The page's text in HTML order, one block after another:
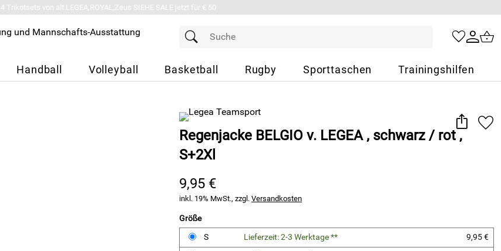
14 Trikotsets von alt.LEGEA,ROYAL,Zeus SIEHE SALE jetzt für € 50
Handball Volleyball Basketball Rugby Sporttaschen Trainingshilfen
Regenjacke BELGIO v. LEGEA , schwarz / rot ,
S+2Xl
9,95 €
inkl. 19% MwSt., zzgl. Versandkosten
Größe
S
Lieferzeit: 2-3 Werktage **
9,95 €